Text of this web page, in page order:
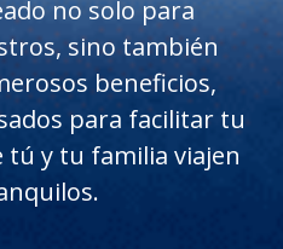
no solo para
sino también
beneficios,
para facilitar tu
tú y tu familia viajen